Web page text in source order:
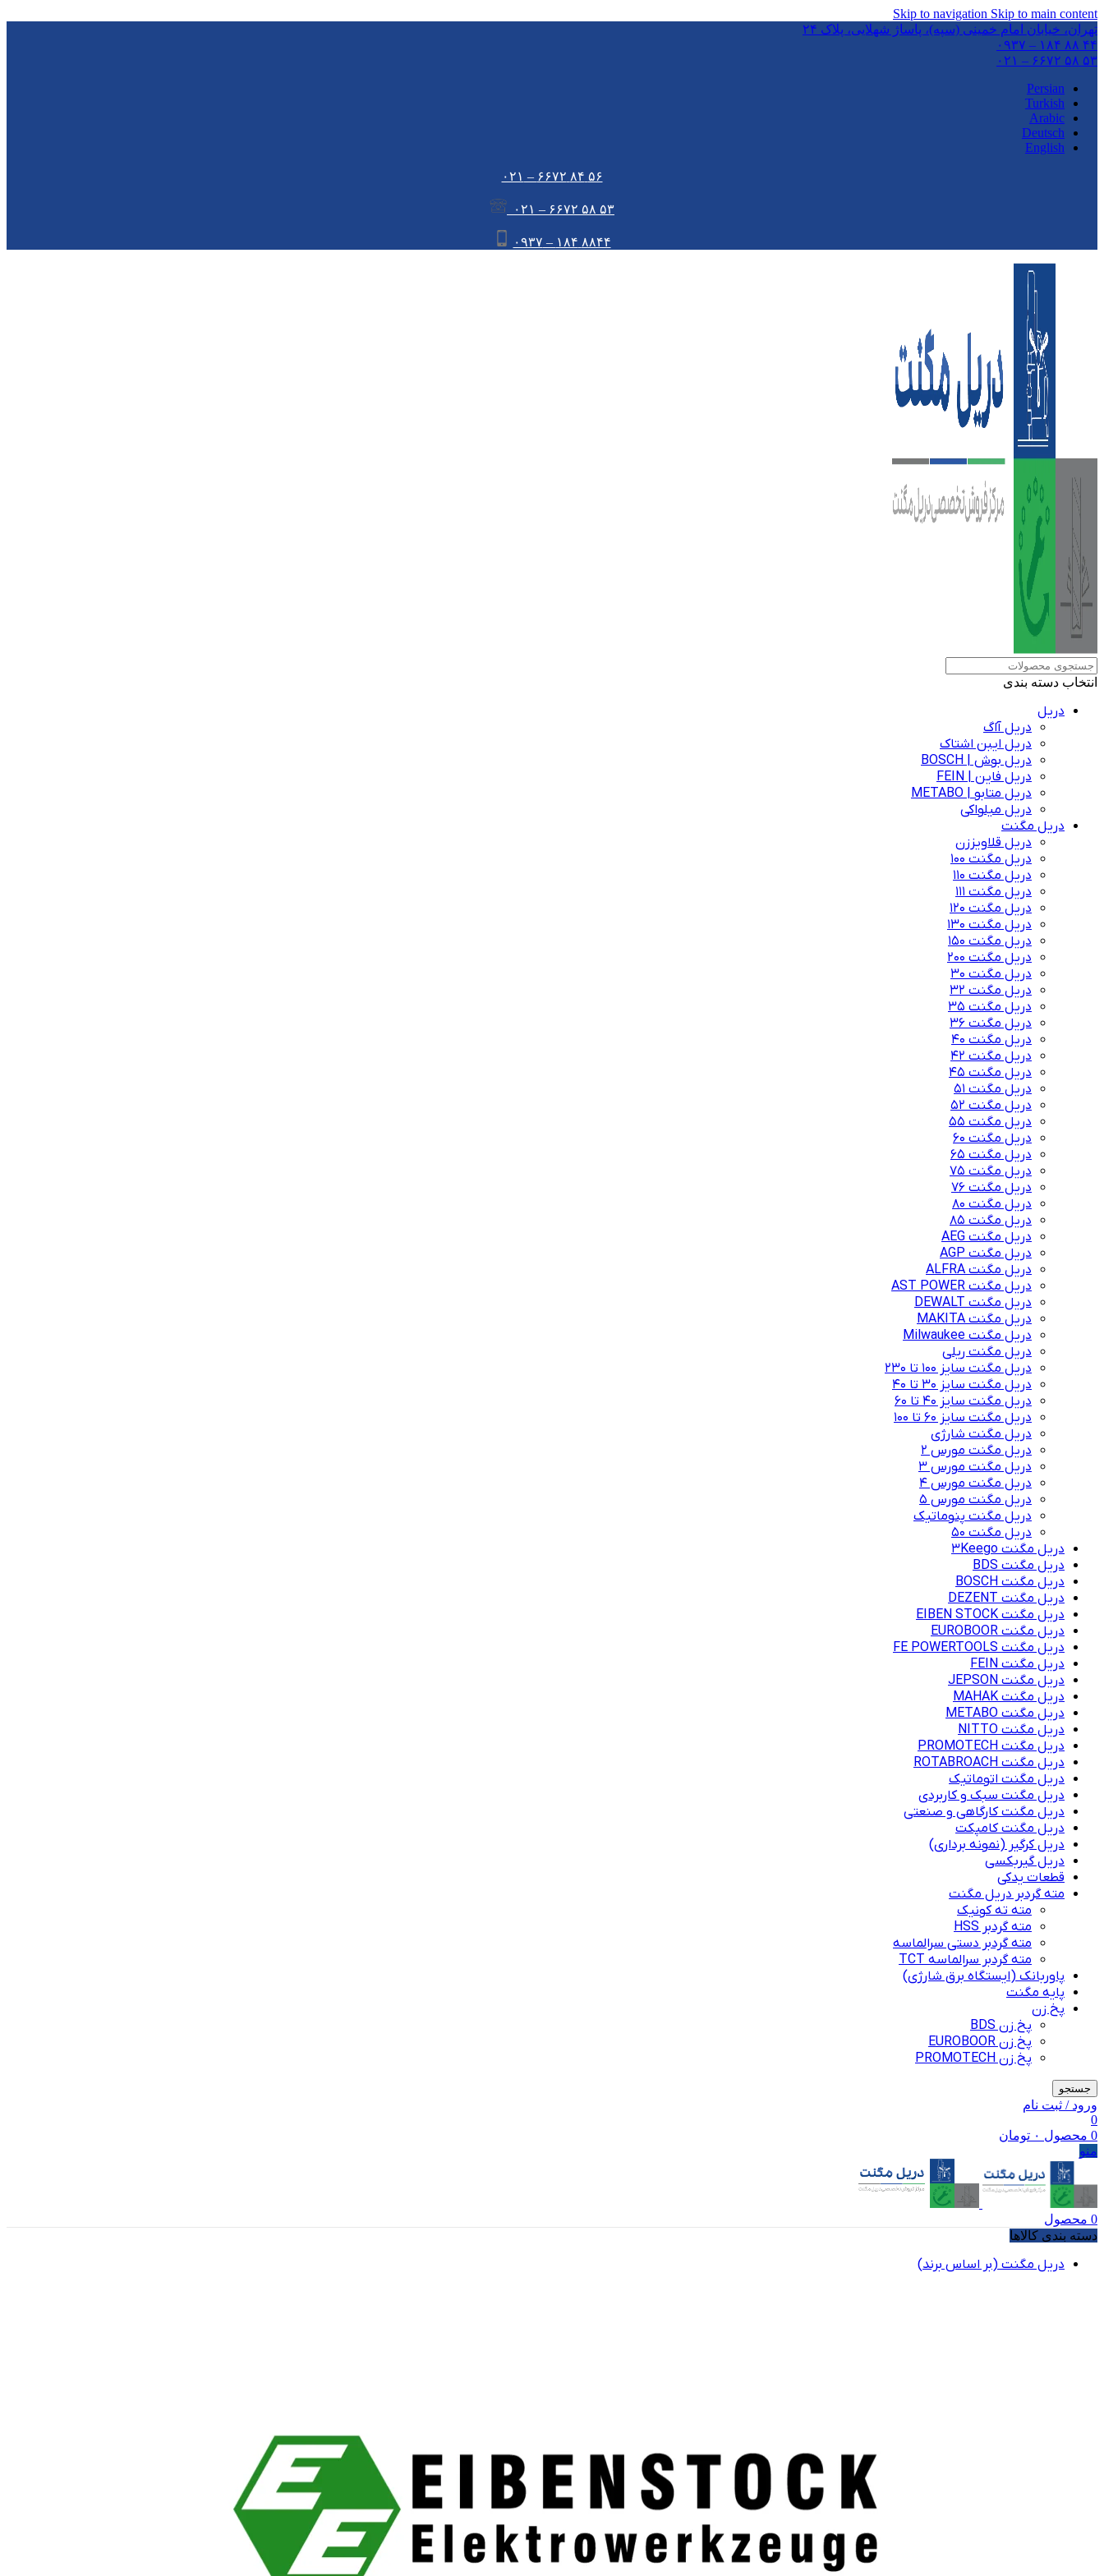
Skip to navigation Skip to main content
تهران،‌ خیابان امام خمینی (سپه)، پاساژ شهلایی، پلاک ۲۴
۴۴ ۸۸ ۱۸۴ – ۰۹۳۷
۵۳ ۵۸ ۶۶۷۲ – ۰۲۱
Persian
Turkish
Arabic
Deutsch
English
۵۶ ۸۴ ۶۶۷۲ – ۰۲۱
۵۳ ۵۸ ۶۶۷۲ – ۰۲۱
۸۸۴۴ ۱۸۴ – ۰۹۳۷
انتخاب دسته بندی
دریل
دریل آاگ
دریل ایبن اشتاک
دریل بوش | BOSCH
دریل فاین | FEIN
دریل متابو | METABO
دریل میلواکی
دریل مگنت
دریل قلاویززن
دریل مگنت 100
دریل مگنت 110
دریل مگنت 111
دریل مگنت 120
دریل مگنت 130
دریل مگنت 150
دریل مگنت 200
دریل مگنت 30
دریل مگنت 32
دریل مگنت 35
دریل مگنت 36
دریل مگنت 40
دریل مگنت 42
دریل مگنت 45
دریل مگنت 51
دریل مگنت 52
دریل مگنت 55
دریل مگنت 60
دریل مگنت 65
دریل مگنت 75
دریل مگنت 76
دریل مگنت 80
دریل مگنت 85
دریل مگنت AEG
دریل مگنت AGP
دریل مگنت ALFRA
دریل مگنت AST POWER
دریل مگنت DEWALT
دریل مگنت MAKITA
دریل مگنت Milwaukee
دریل مگنت ریلی
دریل مگنت سایز 100 تا 230
دریل مگنت سایز 30 تا 40
دریل مگنت سایز 40 تا 60
دریل مگنت سایز 60 تا 100
دریل مگنت شارژی
دریل مگنت مورس 2
دریل مگنت مورس 3
دریل مگنت مورس 4
دریل مگنت مورس 5
دریل مگنت پنوماتیک
دریل مگنت ۵۰
دریل مگنت 3Keego
دریل مگنت BDS
دریل مگنت BOSCH
دریل مگنت DEZENT
دریل مگنت EIBEN STOCK
دریل مگنت EUROBOOR
دریل مگنت FE POWERTOOLS
دریل مگنت FEIN
دریل مگنت JEPSON
دریل مگنت MAHAK
دریل مگنت METABO
دریل مگنت NITTO
دریل مگنت PROMOTECH
دریل مگنت ROTABROACH
دریل مگنت اتوماتیک
دریل مگنت سبک و کاربردی
دریل مگنت کارگاهی و صنعتی
دریل مگنت کامپکت
دریل کرگیر (نمونه برداری)
دریل گیربکسی
قطعات یدکی
مته گردبر دریل مگنت
مته ته کونیک
مته گردبر HSS
مته گردبر دستی سرالماسه
مته گردبر سرالماسه TCT
پاوربانک (ایستگاه برق شارژی)
پایه مگنت
پخ زن
پخ زن BDS
پخ زن EUROBOOR
پخ زن PROMOTECH
جستجو
ورود / ثبت نام
0
0 محصول ۰ تومان
منو
0 محصول
دسته بندی کالاها
دریل مگنت (بر اساس برند)